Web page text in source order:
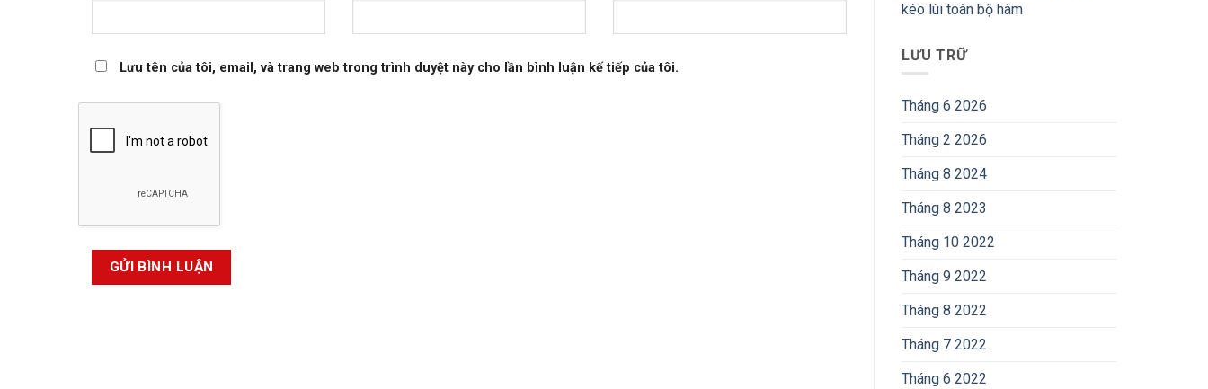
Lưu tên của tôi, email, và trang web trong trình duyệt này cho lần bình luận kế tiếp của tôi.
kéo lùi toàn bộ hàm
LƯU TRỮ
Tháng 6 2026
Tháng 2 2026
Tháng 8 2024
Tháng 8 2023
Tháng 10 2022
Tháng 9 2022
Tháng 8 2022
Tháng 7 2022
Tháng 6 2022